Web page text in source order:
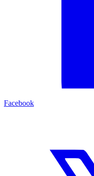
Facebook